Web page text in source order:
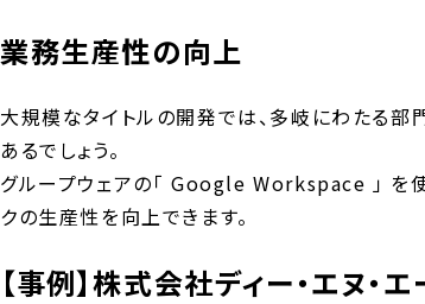
業務生産性の向上
大規模なタイトルの開発では、多岐にわたる
あるでしょう。
グループウェアの「 Google Workspace 」 を
クの生産性を向上できます。
【事例】株式会社ディー・エヌ・エ